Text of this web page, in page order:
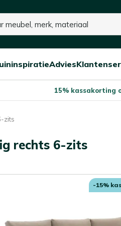
Open/sluitOpen/sluit
Advies
15% kassakorting
zits
rechts 6-zits
-15%
voorraad